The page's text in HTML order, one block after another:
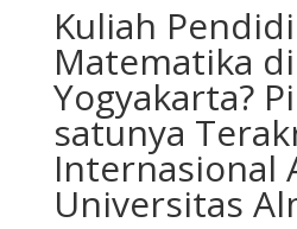
Kuliah
Matematika di
Yogyakarta?
satunya
Internasional
Universitas